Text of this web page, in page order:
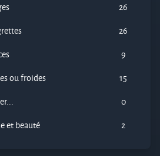
26
26
9
ou froides
15
0
et beauté
2